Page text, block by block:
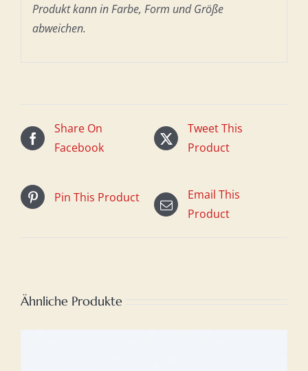
Produkt kann in Farbe, Form und Größe
abweichen.
Share On
Facebook
Tweet This
Product
Pin This Product
Email This
Product
Ähnliche Produkte